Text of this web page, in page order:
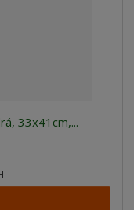
33x41cm,...